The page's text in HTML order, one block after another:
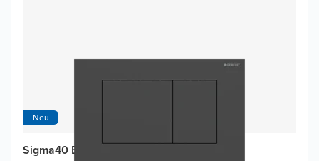
Neu
Sigma40 Betätigungsplatten